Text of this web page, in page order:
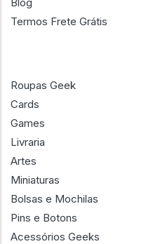
Termos Frete Grátis
Roupas Geek
Cards
Games
Livraria
Artes
Miniaturas
Bolsas e Mochilas
Pins e Botons
Acessórios Geeks